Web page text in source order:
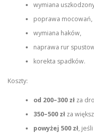
wymiana
poprawa mocowań,
wymiana haków,
naprawa rur
korekta spadków.
Koszty:
od 200–300 złza
350–500 złza
powyżej 500 zł,